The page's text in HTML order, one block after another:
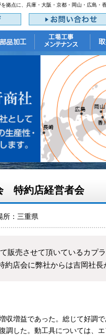
拠点に、兵庫・大阪・京都・岡山・広島・
特約店経営者会
：三重県
販売させて頂いているカプ
約店会に弊社からは吉岡社長
収増益であった。総じて好調
調した。動工具については、